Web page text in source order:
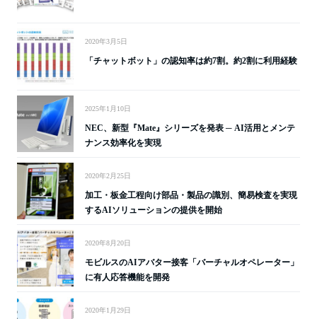
2020年3月5日
「チャットボット」の認知率は約7割。約2割に利用経験
2025年1月10日
NEC、新型『Mate』シリーズを発表 ─ AI活用とメンテ
ナンス効率化を実現
2020年2月25日
加工・板金工程向け部品・製品の識別、簡易検査を実現
するAIソリューションの提供を開始
2020年8月20日
モビルスのAIアバター接客「バーチャルオペレーター」
に有人応答機能を開発
2020年1月29日